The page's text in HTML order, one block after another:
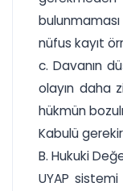
nüfus kayıt
c. Davanın
olayın daha
hükmün
Kabulü
B. Hukuki
UYAP